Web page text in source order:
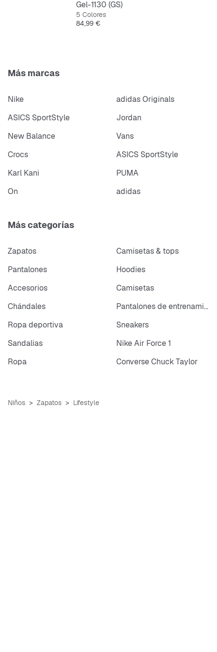
Gel-1130 (GS)
5 Colores
Precio
84,99 €
Más marcas
Nike
adidas Originals
ASICS SportStyle
Jordan
New Balance
Vans
Crocs
ASICS SportStyle
Karl Kani
PUMA
On
adidas
Más categorías
Zapatos
Camisetas & tops
Pantalones
Hoodies
Accesorios
Camisetas
Chándales
Pantalones de entrenamiento
Ropa deportiva
Sneakers
Sandalias
Nike Air Force 1
Ropa
Converse Chuck Taylor
Niños Zapatos Lifestyle